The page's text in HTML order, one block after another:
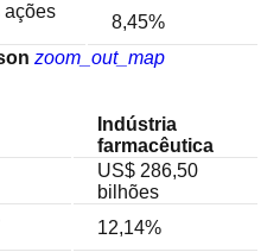
ações
8,45%
zoom_out_map
Indústria
farmacêutica
US$ 286,50
bilhões
12,14%